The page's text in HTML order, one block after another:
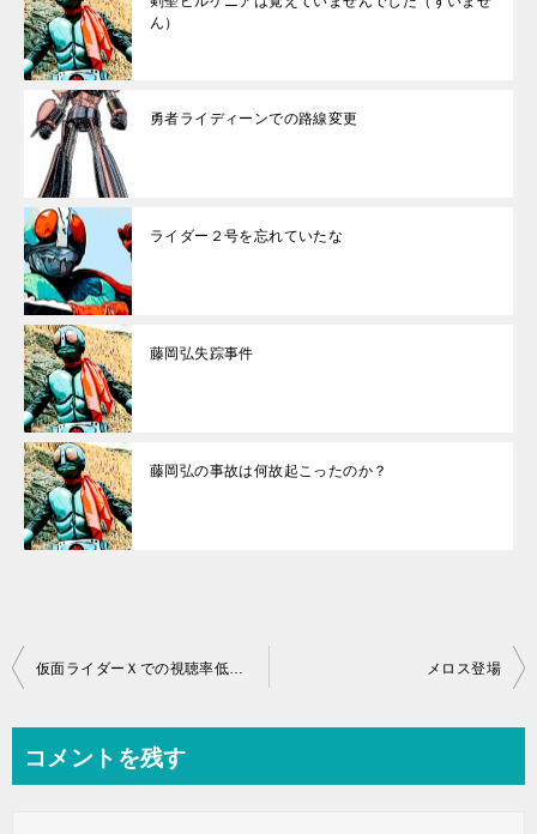
ん）
勇者ライディーンでの路線変更
ライダー２号を忘れていたな
藤岡弘失踪事件
藤岡弘の事故は何故起こったのか？
投
ビ
仮面ライダーＸでの視聴率低下に関する考察 メロス登場
コメントを残す